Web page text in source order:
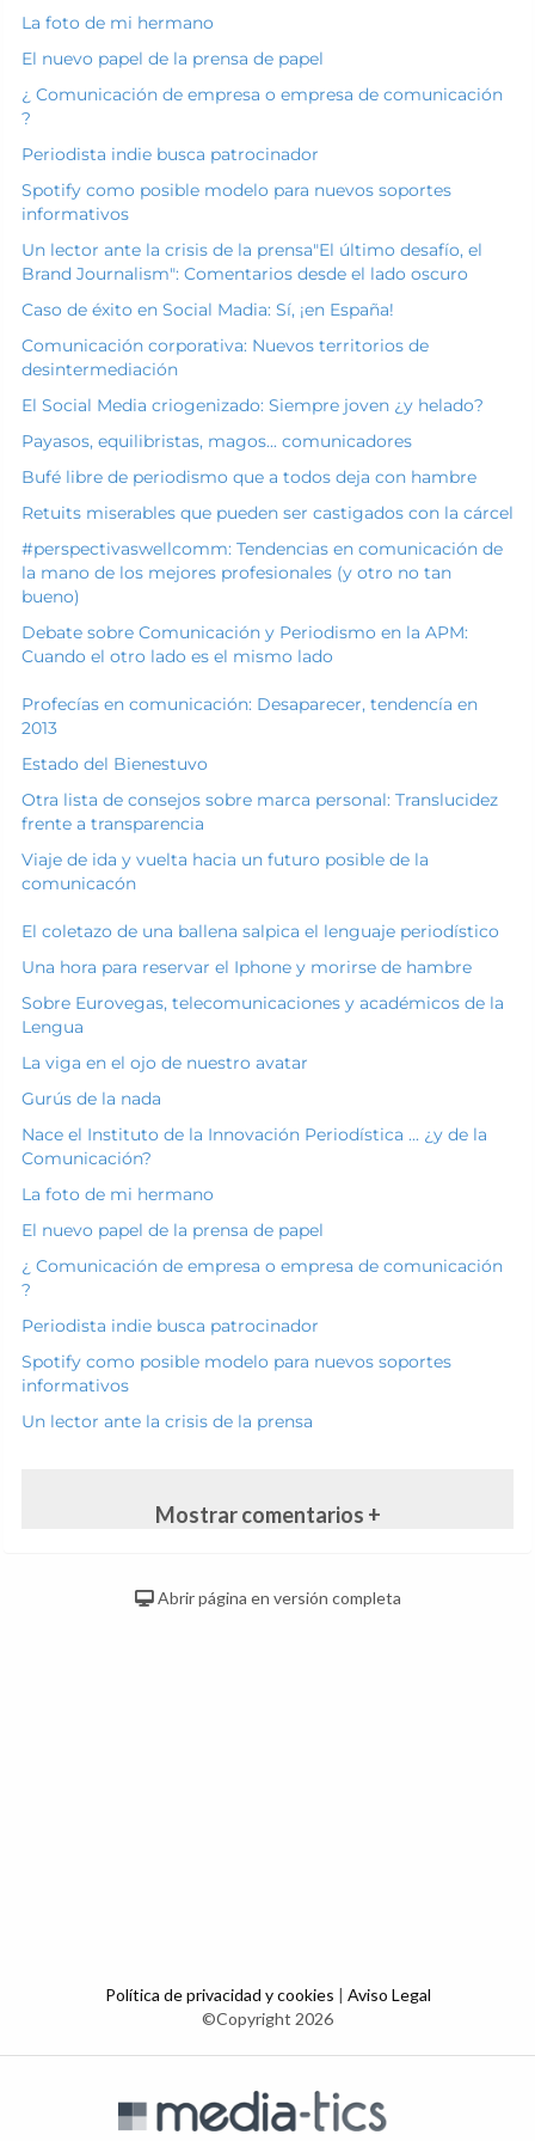
La foto de mi hermano
El nuevo papel de la prensa de papel
¿ Comunicación de empresa o empresa de comunicación
?
Periodista indie busca patrocinador
Spotify como posible modelo para nuevos soportes
informativos
Un lector ante la crisis de la prensa"El último desafío, el
Brand Journalism": Comentarios desde el lado oscuro
Caso de éxito en Social Madia: Sí, ¡en España!
Comunicación corporativa: Nuevos territorios de
desintermediación
El Social Media criogenizado: Siempre joven ¿y helado?
Payasos, equilibristas, magos... comunicadores
Bufé libre de periodismo que a todos deja con hambre
Retuits miserables que pueden ser castigados con la cárcel
#perspectivaswellcomm: Tendencias en comunicación de
la mano de los mejores profesionales (y otro no tan
bueno)
Debate sobre Comunicación y Periodismo en la APM:
Cuando el otro lado es el mismo lado
Profecías en comunicación: Desaparecer, tendencía en
2013
Estado del Bienestuvo
Otra lista de consejos sobre marca personal: Translucidez
frente a transparencia
Viaje de ida y vuelta hacia un futuro posible de la
comunicacón
El coletazo de una ballena salpica el lenguaje periodístico
Una hora para reservar el Iphone y morirse de hambre
Sobre Eurovegas, telecomunicaciones y académicos de la
Lengua
La viga en el ojo de nuestro avatar
Gurús de la nada
Nace el Instituto de la Innovación Periodística ... ¿y de la
Comunicación?
La foto de mi hermano
El nuevo papel de la prensa de papel
¿ Comunicación de empresa o empresa de comunicación
?
Periodista indie busca patrocinador
Spotify como posible modelo para nuevos soportes
informativos
Un lector ante la crisis de la prensa
Mostrar comentarios +
Abrir página en versión completa
Política de privacidad y cookies | Aviso Legal
©Copyright 2026